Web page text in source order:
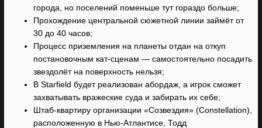
города, но поселений поменьше тут гораздо больше;
Прохождение центральной сюжетной линии займёт от
30 до 40 часов;
Процесс приземления на планеты отдан на откуп
постановочным кат-сценам — самостоятельно посадить
звездолёт на поверхность нельзя;
В Starfield будет реализован абордаж, а игрок сможет
захватывать вражеские суда и забирать их себе;
Штаб-квартиру организации «Созвездия» (Constellation),
расположенную в Нью-Атлантисе, Тодд